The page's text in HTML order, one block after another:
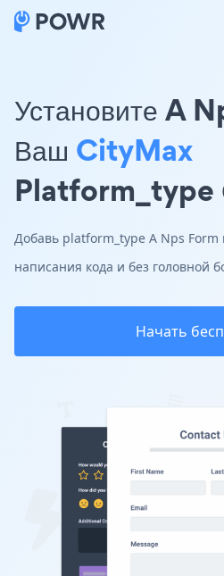
Установите A
Ваш CityMax
Platform_type
Добавь platform_type A Nps Form
написания кода и без головной
Начать